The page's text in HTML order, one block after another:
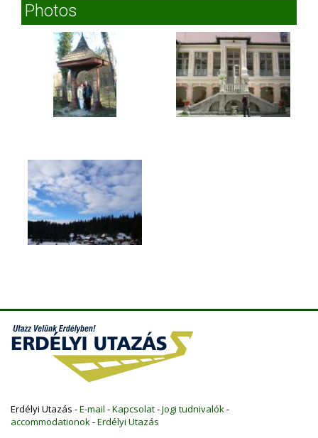
Photos
Erdélyi Utazás -E-mail -Kapcsolat-Jogi tudnivalók-
accommodationok-Erdélyi Utazás